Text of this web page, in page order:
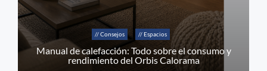
// Consejos // Espacios
Manual de calefacción: Todo sobre el consumo y
rendimiento del Orbis Calorama